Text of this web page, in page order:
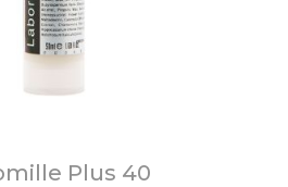
Plus 40